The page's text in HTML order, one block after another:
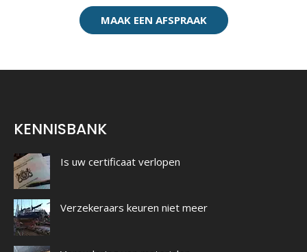
MAAK EEN AFSPRAAK
KENNISBANK
Is uw certificaat verlopen
Verzekeraars keuren niet meer